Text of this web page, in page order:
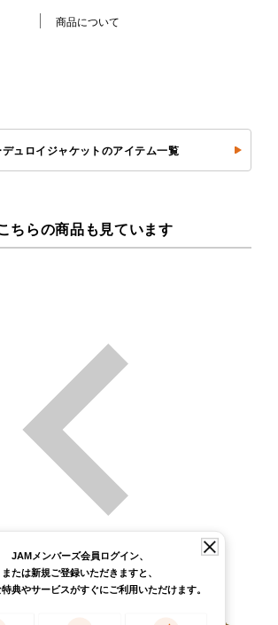
商品について
デュロイジャケットのアイテム一覧
ちらの商品も見ています
JAMメンバーズ会員ログイン、
または新規ご登録いただきますと、
典やサービスがすぐにご利用いただけます。